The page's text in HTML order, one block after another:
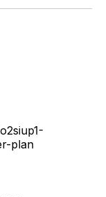
plan